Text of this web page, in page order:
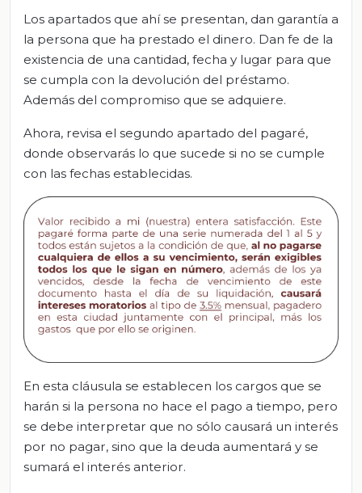
Los apartados que ahí se presentan, dan garantía a
la persona que ha prestado el dinero. Dan fe de la
existencia de una cantidad, fecha y lugar para que
se cumpla con la devolución del préstamo.
Además del compromiso que se adquiere.
Ahora, revisa el segundo apartado del pagaré,
donde observarás lo que sucede si no se cumple
con las fechas establecidas.
En esta cláusula se establecen los cargos que se
harán si la persona no hace el pago a tiempo, pero
se debe interpretar que no sólo causará un interés
por no pagar, sino que la deuda aumentará y se
sumará el interés anterior.